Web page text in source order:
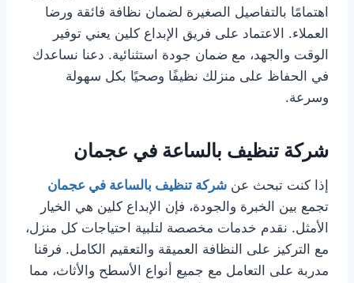
اهتمامًا بالتفاصيل الصغيرة لضمان نظافة فائقة ورضا
العملاء. الاعتماد على فريق الإبداع كلين يعني توفير
الوقت والجهد، مع ضمان جودة استثنائية. دعنا نساعدك
في الحفاظ على منزلك نظيفًا وصحيًا بكل سهولة
وسرعة.
شركة تنظيف بالساعة في عجمان
إذا كنت تبحث عن شركة تنظيف بالساعة في عجمان
تجمع بين الخبرة والجودة، فإن الإبداع كلين هي الخيار
الأمثل. نقدم خدمات مخصصة لتلبية احتياجات كل منزل،
مع التركيز على النظافة العميقة والتعقيم الكامل. فرقنا
مدربة على التعامل مع جميع أنواع الأسطح والأثاث، مما